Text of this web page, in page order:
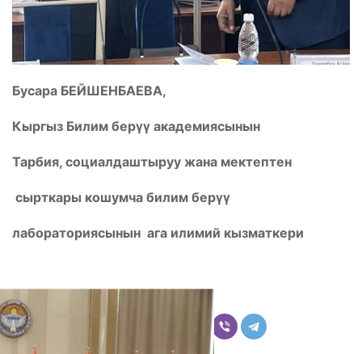
Бусара БЕЙШЕНБАЕВА,
Кыргыз Билим берүү академиясынын
Тарбия, социалдаштыруу жана мектептен
сырткары кошумча билим берүү
лабораториясынын ага илимий кызматкери